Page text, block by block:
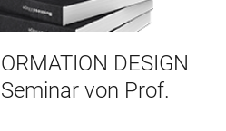
DESIGN
von Prof.